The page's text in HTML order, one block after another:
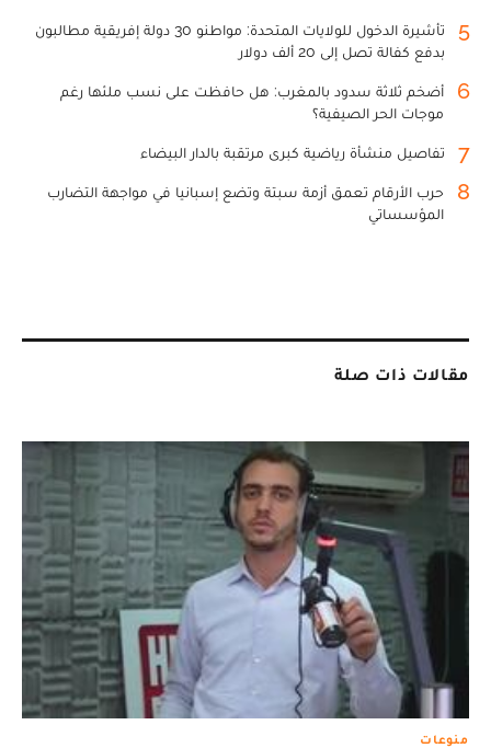
5
تأشيرة الدخول للولايات المتحدة: مواطنو 30 دولة إفريقية مطالبون
بدفع كفالة تصل إلى 20 ألف دولار
6
أضخم ثلاثة سدود بالمغرب: هل حافظت على نسب ملئها رغم
موجات الحر الصيفية؟
7 تفاصيل منشأة رياضية كبرى مرتقبة بالدار البيضاء
8
حرب الأرقام تعمق أزمة سبتة وتضع إسبانيا في مواجهة التضارب
المؤسساتي
مقالات ذات صلة
منوعات